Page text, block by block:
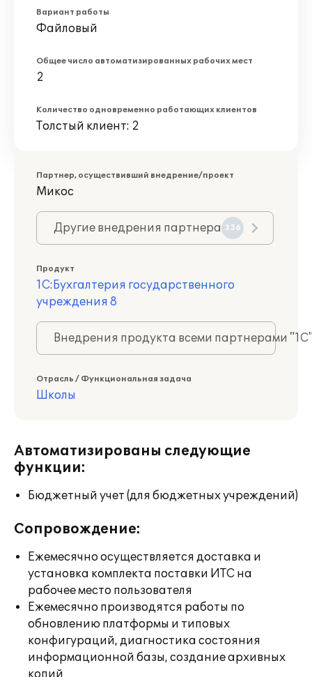
Вариант работы
Файловый
Общее число автоматизированных рабочих мест
2
Количество одновременно работающих клиентов
Толстый клиент: 2
Партнер, осуществивший внедрение/проект
Микос
Другие внедрения партнера 336
Продукт
1С:Бухгалтерия государственного
учреждения 8
Внедрения продукта всеми партнерами
Отрасль / Функциональная задача
Школы
Автоматизированы следующие
функции:
Бюджетный учет (для бюджетных учреждений)
Сопровождение:
Ежемесячно осуществляется доставка и
установка комплекта поставки ИТС на
рабочее место пользователя
Ежемесячно производятся работы по
обновлению платформы и типовых
конфигураций, диагностика состояния
информационной базы, создание архивных
копий